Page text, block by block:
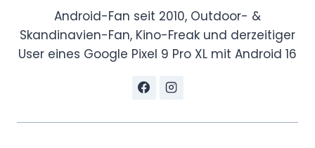
Android-Fan seit 2010, Outdoor- &
Skandinavien-Fan, Kino-Freak und derzeitiger
User eines Google Pixel 9 Pro XL mit Android 16